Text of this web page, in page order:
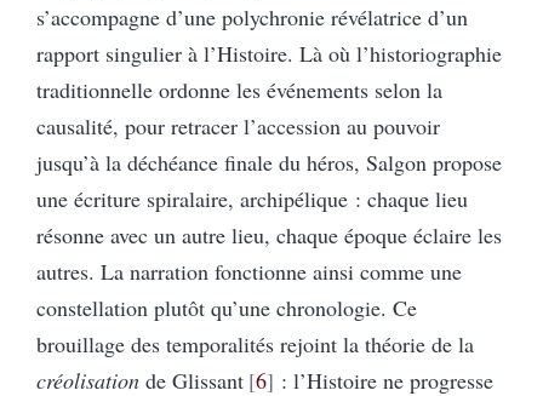
s’accompagne d’une polychronie révélatrice d’un
rapport singulier à l’Histoire. Là où l’historiographie
traditionnelle ordonne les événements selon la
causalité, pour retracer l’accession au pouvoir
jusqu’à la déchéance finale du héros, Salgon propose
une écriture spiralaire, archipélique : chaque lieu
résonne avec un autre lieu, chaque époque éclaire les
autres. La narration fonctionne ainsi comme une
constellation plutôt qu’une chronologie. Ce
brouillage des temporalités rejoint la théorie de la
créolisation de Glissant 6 : l’Histoire ne progresse